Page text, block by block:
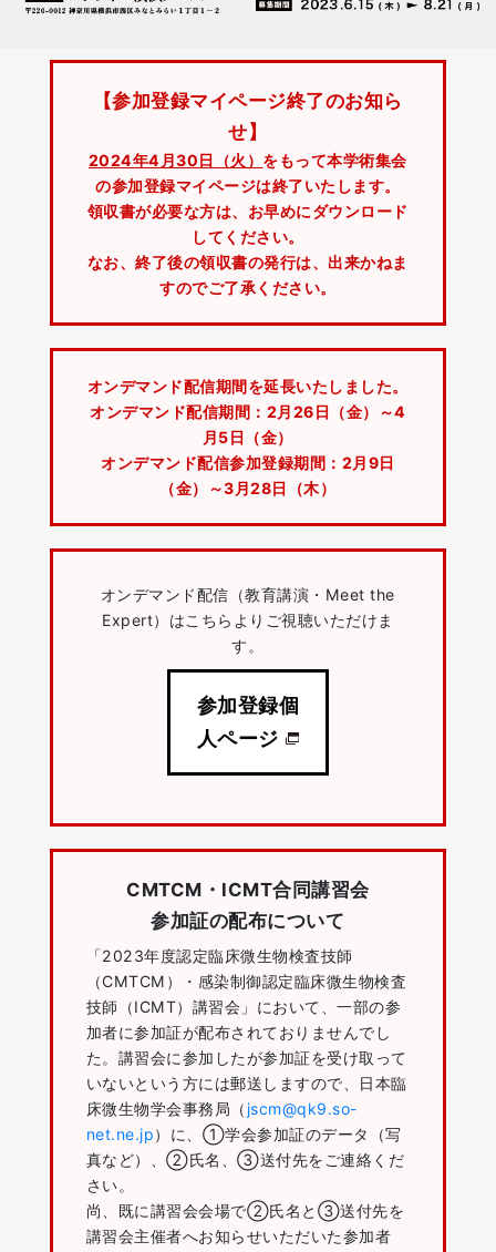
【参加登録マイページ終了のお知ら
せ】
2024年4月30日（火） をもって本学術集会
の参加登録マイページは終了いたします。
領収書が必要な方は、お早めにダウンロード
してください。
なお、終了後の領収書の発行は、出来かねま
すのでご了承ください。
オンデマンド配信期間を延長いたしました。
オンデマンド配信期間：2月26日（金）～4
月5日（金）
オンデマンド配信参加登録期間：2月9日
（金）～3月28日（木）
オンデマンド配信（教育講演・Meet the
Expert）はこちらよりご視聴いただけま
す。
参加登録個
人ページ
CMTCM・ICMT合同講習会
参加証の配布について
「2023年度認定臨床微生物検査技師
（CMTCM）・感染制御認定臨床微生物検査
技師（ICMT）講習会」において、一部の参
加者に参加証が配布されておりませんでし
た。講習会に参加したが参加証を受け取って
いないという方には郵送しますので、日本臨
床微生物学会事務局（ jscm@qk9.so-
net.ne.jp）に、①学会参加証のデータ（写
真など）、②氏名、③送付先をご連絡くだ
さい。
尚、既に講習会会場で②氏名と③送付先を
講習会主催者へお知らせいただいた参加者